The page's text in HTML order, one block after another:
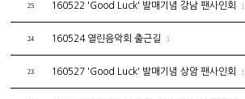
25 160522 'Good Luck' 발매기념 강남 팬사인회 1
24 160524 열린음악회 출근길 3
23 160527 'Good Luck' 발매기념 상암 팬사인회 1